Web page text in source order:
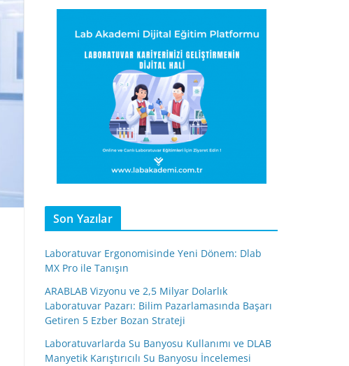
Son Yazılar
Laboratuvar Ergonomisinde Yeni Dönem: Dlab
MX Pro ile Tanışın
ARABLAB Vizyonu ve 2,5 Milyar Dolarlık
Laboratuvar Pazarı: Bilim Pazarlamasında Başarı
Getiren 5 Ezber Bozan Strateji
Laboratuvarlarda Su Banyosu Kullanımı ve DLAB
Manyetik Karıştırıcılı Su Banyosu İncelemesi